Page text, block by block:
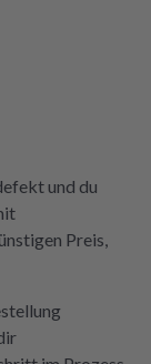
der
und du
Preis,